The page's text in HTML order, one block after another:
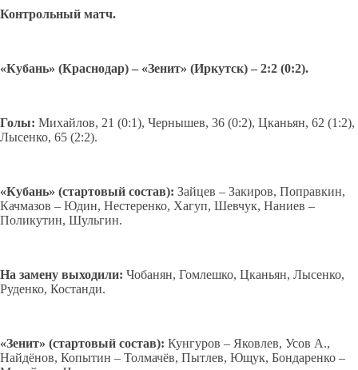
Контрольный матч.
«Кубань» (Краснодар) – «Зенит» (Иркутск) – 2:2 (0:2).
Голы: Михайлов, 21 (0:1), Чернышев, 36 (0:2), Цканьян, 62 (1:2),
Лысенко, 65 (2:2).
«Кубань» (стартовый состав): Зайцев – Закиров, Поправкин,
Качмазов – Юдин, Нестеренко, Хагуп, Шевчук, Наниев –
Поликутин, Шульгин.
На замену выходили: Чобанян, Гомлешко, Цканьян, Лысенко,
Руденко, Костанди.
«Зенит» (стартовый состав): Кунгуров – Яковлев, Усов А.,
Найдёнов, Копытин – Толмачёв, Пытлев, Ющук, Бондаренко –